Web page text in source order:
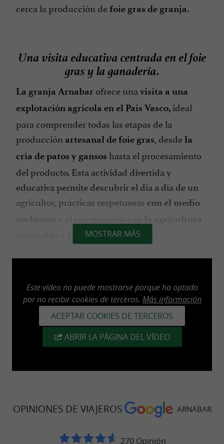
cerca la producción de foie gras de granja.
Una visita educativa centrada en el foie
gras y la ganadería.
La granja Arnabar ofrece una visita a una
explotación agrícola en el País Vasco, ideal
para comprender todas las etapas de la
producción artesanal de foie gras , desdela
cría de patos y gansos hasta el procesamiento
del producto. Esta actividad divertida y
educativa permite descubrir el día a día de un
agricultor, prácticas respetuosas con el medio
ambiente
y el compromiso con
la agricultura
sostenible y local. Una experiencia
vasco
Degustación de productos agrícolas y
especialidades vascas.
podrán saborear una selección defoie gras
confit de pato
MOSTRAR MÁS
Este vídeo no puede mostrarse porque ha optado
por no recibir cookies de terceros. Más información
ACEPTAR COOKIES DE TERCEROS
ABRIR LA PÁGINA DEL VÍDEO
OPINIONES DE VIAJEROS ARNABAR
270 Opinión